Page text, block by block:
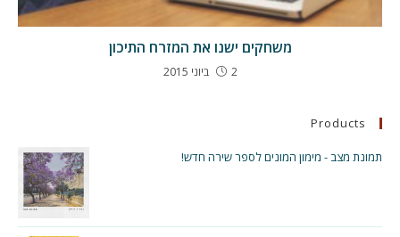
משחקים ישנו את המזרח התיכון
2 ביוני 2015
Products
תמונת מצב - מימון המונים לספר שירה חדש!